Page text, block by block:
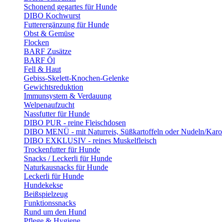
Schonend gegartes für Hunde
DIBO Kochwurst
Futterergänzung für Hunde
Obst & Gemüse
Flocken
BARF Zusätze
BARF Öl
Fell & Haut
Gebiss-Skelett-Knochen-Gelenke
Gewichtsreduktion
Immunsystem & Verdauung
Welpenaufzucht
Nassfutter für Hunde
DIBO PUR - reine Fleischdosen
DIBO MENÜ - mit Naturreis, Süßkartoffeln oder Nudeln/
DIBO EXKLUSIV - reines Muskelfleisch
Trockenfutter für Hunde
Snacks / Leckerli für Hunde
Naturkausnacks für Hunde
Leckerli für Hunde
Hundekekse
Beißspielzeug
Funktionssnacks
Rund um den Hund